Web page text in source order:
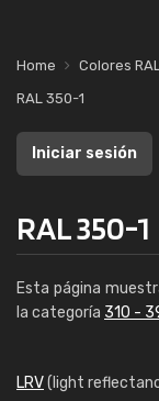
Home Colores
RAL 350-1
Iniciar sesión
RAL 350-1
Esta página
la categoría 310 -
LRV(light